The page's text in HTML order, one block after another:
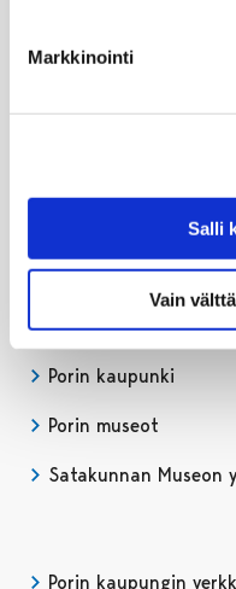
Markkinointi
Salli
Vain
02 621 1078
Lipunmyynti:
Satakunnan Museo
Avautuu uudessa
Satakunnan
AvautuuAvautuu
Porin kaupunki
Porin museot
Satakunnan Museon
Porin kaupungin